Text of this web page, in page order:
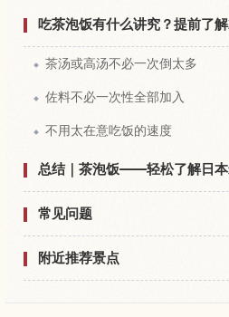
吃茶泡饭有什么讲究？提前了
茶汤或高汤不必一次倒太多
佐料不必一次性全部加入
不用太在意吃饭的速度
总结｜茶泡饭——轻松了解日本
常见问题
附近推荐景点